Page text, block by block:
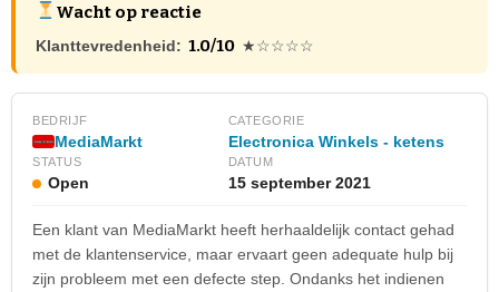
Wacht op reactie
Klanttevredenheid: 1.0/10 ★☆☆☆☆
BEDRIJF
MediaMarkt
CATEGORIE
Electronica Winkels - ketens
STATUS
Open
DATUM
15 september 2021
Een klant van MediaMarkt heeft herhaaldelijk contact gehad
met de klantenservice, maar ervaart geen adequate hulp bij
zijn probleem met een defecte step. Ondanks het indienen